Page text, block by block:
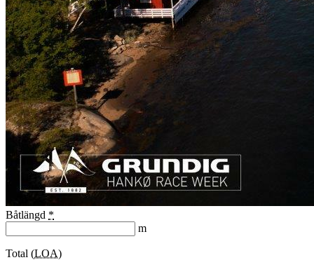
Båtlängd *
m
Total (LOA)